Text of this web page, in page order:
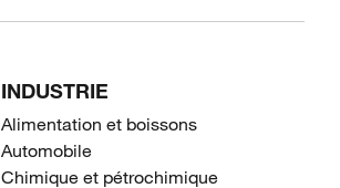
INDUSTRIE
Alimentation et boissons
Automobile
Chimique et pétrochimique